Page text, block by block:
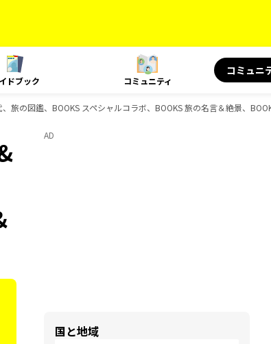
ドブック コミュニティ
コミュニ
の図鑑、BOOKS スペシャルコラボ、BOOKS 旅の名言＆絶景、
AD
国と地域